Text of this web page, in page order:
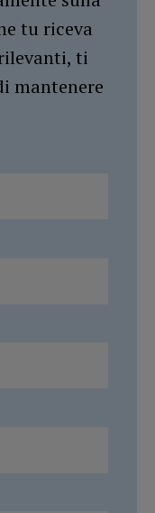
tu riceva
ti
mantenere